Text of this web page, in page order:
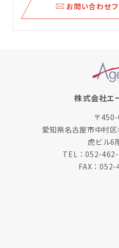
お問い合わせ
株式会社エ
〒
愛知県名古屋市中村
虎ビル6
TEL：052-
FAX：